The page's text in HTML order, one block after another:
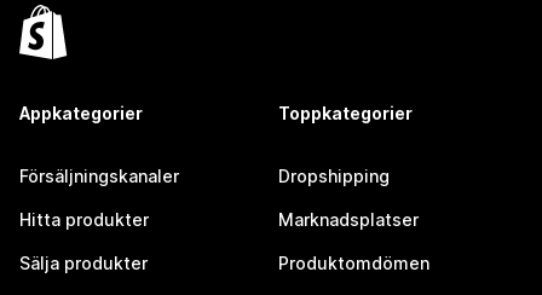
Appkategorier
Försäljningskanaler
Hitta produkter
Sälja produkter
Toppkategorier
Dropshipping
Marknadsplatser
Produktomdömen